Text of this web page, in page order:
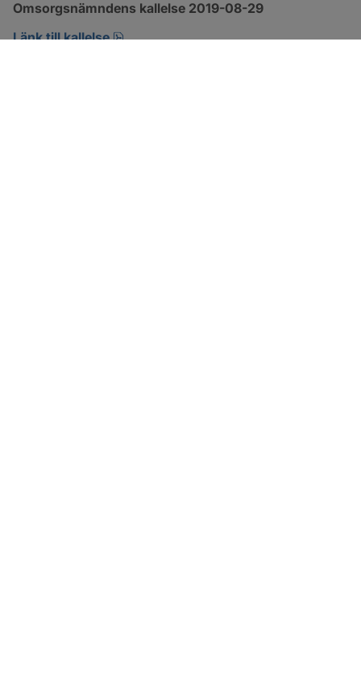
Omsorgsnämndens kallelse 2019-08-29
Länk till kallelse
pdf, öppnas i nytt fönster.